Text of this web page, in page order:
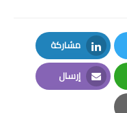
مشاركة
LinkedIn
إرسال
Email